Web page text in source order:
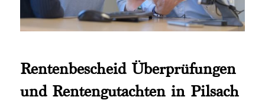
Rentenbescheid Überprüfungen
und Rentengutachten in Pilsach